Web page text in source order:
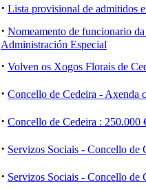
· Lista provisional de admitidos
· Nomeamento de funcionario
Administración Especial
· Volven os Xogos Florais de
· Concello de Cedeira - Axenda
· Concello de Cedeira : 250.000
· Servizos Sociais - Concello de
· Servizos Sociais - Concello de